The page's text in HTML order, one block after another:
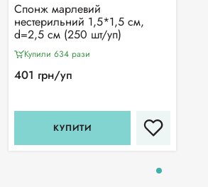
Спонж марлевий
нестерильний 1,5*1,5 см,
d=2,5 см (250 шт/уп)
Купили 634 рази
401 грн/уп
КУПИТИ